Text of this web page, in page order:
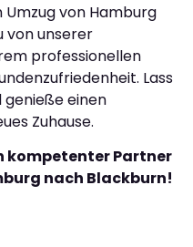
von Hamburg
von unserer
professionellen
Lass
genieße einen
Zuhause.
kompetenter Partner
nach Blackburn!